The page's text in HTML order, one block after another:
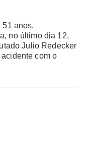
anos,
no último dia 12,
Julio Redecker
com o